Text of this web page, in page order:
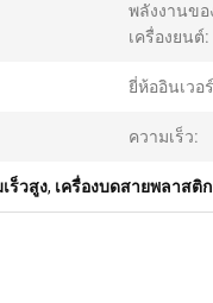
พลังงานขอ
เครื่องยนต์:
ยี่ห้ออินเวอ
ความเร็ว:
ร็วสูง, เครื่องบดสายพลาสติก